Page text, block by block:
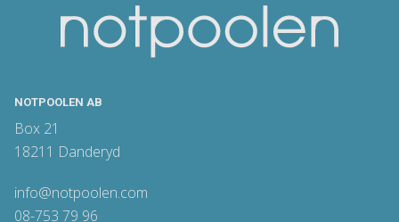
NOTPOOLEN AB
Box 21
18211 Danderyd
info@notpoolen.com
08-753 79 96